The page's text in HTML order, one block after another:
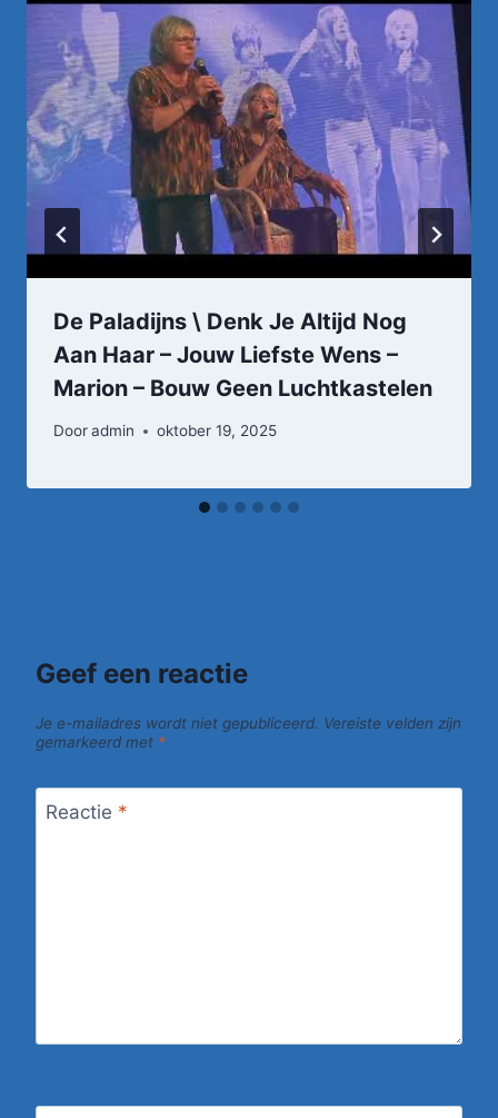
De Paladijns \ Denk Je Altijd Nog
Aan Haar – Jouw Liefste Wens –
Marion – Bouw Geen Luchtkastelen
Dooradmin oktober 19, 2025
Geef een reactie
Je e-mailadres wordt niet gepubliceerd. Vereiste velden zijn
gemarkeerd met *
Reactie *